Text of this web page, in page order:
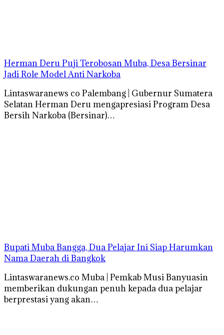
Herman Deru Puji Terobosan Muba, Desa Bersinar
Jadi Role Model Anti Narkoba
Lintaswaranews co Palembang | Gubernur Sumatera
Selatan Herman Deru mengapresiasi Program Desa
Bersih Narkoba (Bersinar)…
Bupati Muba Bangga, Dua Pelajar Ini Siap Harumkan
Nama Daerah di Bangkok
Lintaswaranews.co Muba | Pemkab Musi Banyuasin
memberikan dukungan penuh kepada dua pelajar
berprestasi yang akan…